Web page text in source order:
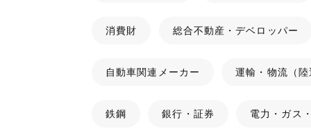
消費財 総合不動産・デベロッパー
自動車関連メーカー 運輸・物流（
鉄鋼 銀行・証券 電力・ガス